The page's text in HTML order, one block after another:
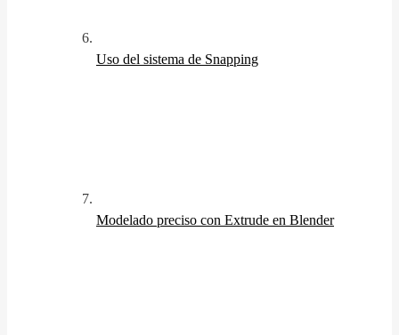
Uso del sistema de Snapping
Modelado preciso con Extrude en Blender